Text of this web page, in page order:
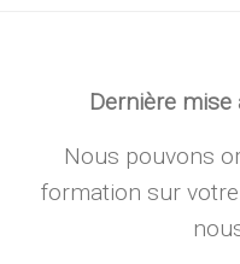
Dernière
Nous pouvons
formation sur votre